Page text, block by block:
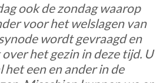
ook de zondag waarop
voor het welslagen van
wordt gevraagd en
het gezin in deze tijd. U
het een en ander in de